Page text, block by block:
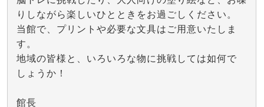
りしながら楽しいひとときをお過ごしください。
当館で、プリントや必要な文具はご用意いたしま
す。
地域の皆様と、いろいろな物に挑戦しては如何で
しょうか！
館長